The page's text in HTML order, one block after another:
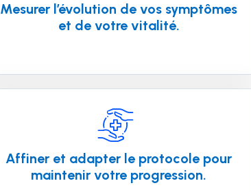
Mesurer l’évolution de vos symptômes
et de votre vitalité.
Affiner et adapter le protocole pour
maintenir votre progression.